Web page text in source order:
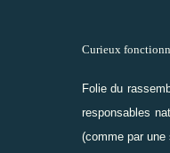
Curieux
Folie du
responsables
(comme par